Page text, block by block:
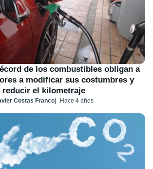
de los combustibles obligan a
a modificar sus costumbres y
reducir el kilometraje
Costas Franco Hace 4 años